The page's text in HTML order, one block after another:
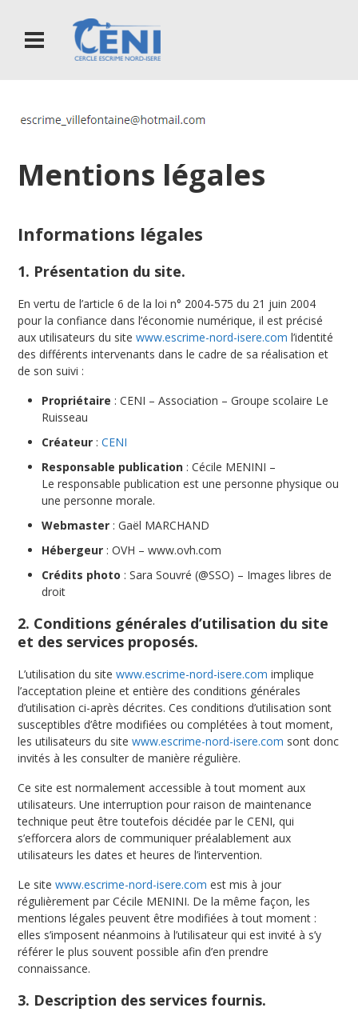
Mentions légales
Informations légales
1. Présentation du site.
En vertu de l’article 6 de la loi n° 2004-575 du 21 juin 2004
pour la confiance dans l’économie numérique, il est précisé
aux utilisateurs du sitewww.escrime-nord-isere.com l’identité
des différents intervenants dans le cadre de sa réalisation et
de son suivi :
Propriétaire : CENI – Association – Groupe scolaire Le
Ruisseau
Créateur :CENI
Responsable publication : Cécile MENINI –
Le responsable publication est une personne physique ou
une personne morale.
Webmaster : Gaël MARCHAND
Hébergeur : OVH – www.ovh.com
Crédits photo : Sara Souvré (@SSO) – Images libres de
droit
2. Conditions générales d’utilisation du site
et des services proposés.
L’utilisation du sitewww.escrime-nord-isere.com implique
l’acceptation pleine et entière des conditions générales
d’utilisation ci-après décrites. Ces conditions d’utilisation sont
susceptibles d’être modifiées ou complétées à tout moment,
les utilisateurs du sitewww.escrime-nord-isere.com sont donc
invités à les consulter de manière régulière.
Ce site est normalement accessible à tout moment aux
utilisateurs. Une interruption pour raison de maintenance
technique peut être toutefois décidée par le CENI, qui
s’efforcera alors de communiquer préalablement aux
utilisateurs les dates et heures de l’intervention.
Le sitewww.escrime-nord-isere.com est mis à jour
régulièrement par Cécile MENINI. De la même façon, les
mentions légales peuvent être modifiées à tout moment :
elles s’imposent néanmoins à l’utilisateur qui est invité à s’y
référer le plus souvent possible afin d’en prendre
connaissance.
3. Description des services fournis.